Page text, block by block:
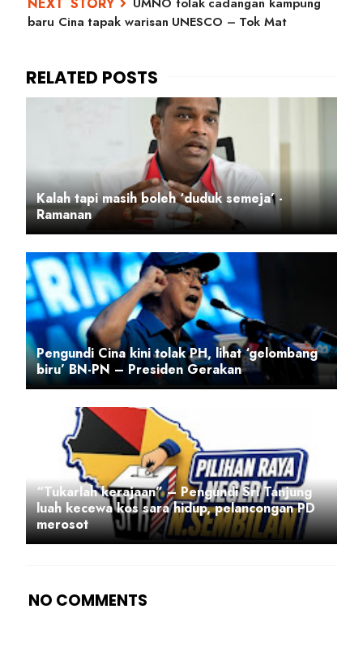
UMNO tolak cadangan kampung
baru Cina tapak warisan UNESCO – Tok Mat
Kalah tapi masih boleh ‘duduk semeja’ -
Ramanan
Pengundi Cina kini tolak PH, lihat ‘gelombang
biru’ BN-PN – Presiden Gerakan
“Tukarlah kerajaan” – Pengundi Sri Tanjung
luah kecewa kos sara hidup, pelancongan PD
merosot
NO COMMENTS